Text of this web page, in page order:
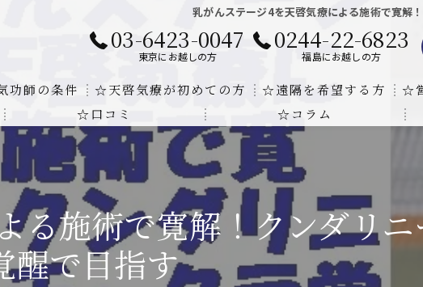
乳がんステージ4を天啓気療による施術で寛解
03-6423-0047
東京にお越しの方
0244-22-6823
福島にお越しの方
さ
功師の条件
ーの上昇でチャクラの覚醒
☆天啓気療が初めての方 ☆遠隔を希望する方
遠隔気功ヒーリングで難病の
☆
☆口コミ ☆コラム
る施術で寛解！クンダリ
醒で目指す